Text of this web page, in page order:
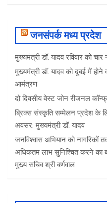
जनसंपर्क मध्य प्रदेश
मुख्यमंत्री डॉ. यादव रविवार को
मुख्यमंत्री डॉ. यादव को दुबई में
आमंत्रण
दो दिवसीय वेस्ट जोन रीजनल
ब्रिक्स संस्कृति सम्मेलन प्रदेश के
अवसर: मुख्यमंत्री डॉ. यादव
जनविश्वास अभियान को
अधिकतम लाभ सुनिश्चित करने का
मुख्य सचिव श्री बर्णवाल